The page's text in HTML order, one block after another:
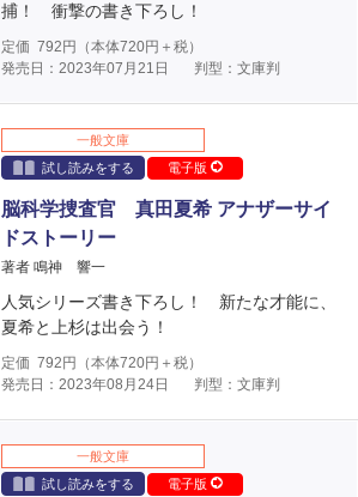
捕！ 衝撃の書き下ろし！
定価 792 円（本体720円＋税）
発売日：2023年07月21日
判型：文庫判
一般文庫
試し読みをする
電子版
脳科学捜査官 真田夏希 アナザーサイ
ドストーリー
著者 鳴神 響一
人気シリーズ書き下ろし！ 新たな才能に、
夏希と上杉は出会う！
定価 792 円（本体720円＋税）
発売日：2023年08月24日
判型：文庫判
一般文庫
試し読みをする
電子版